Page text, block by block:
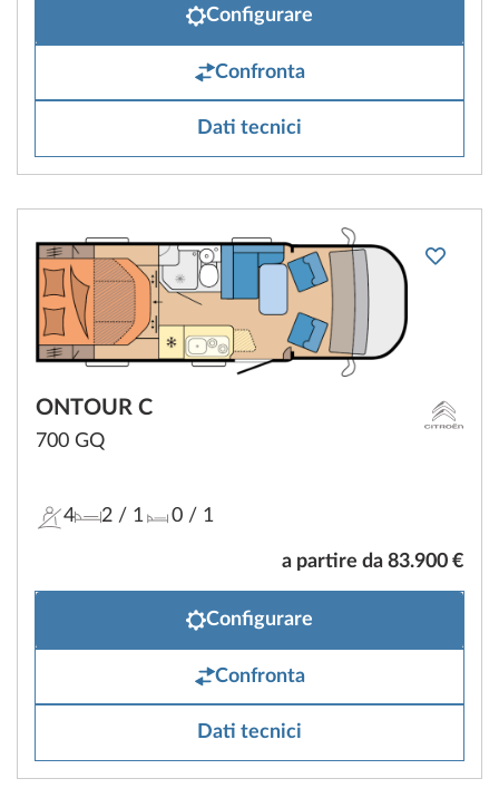
Configurare
Confronta
Dati tecnici
ONTOUR C
700 GQ
4 2 / 1 0/ 1
a partire da 83.900 €
Configurare
Confronta
Dati tecnici